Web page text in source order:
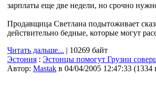
зарплаты еще две недели, но срочно
Продавщица Светлана подытоживает
действительно бедные, которые могут
Читать дальше... | 10269 байт
Эстония : Эстонцы помогут Грузии
Автор: Мastak в 04/04/2005 12:47:33 (1334